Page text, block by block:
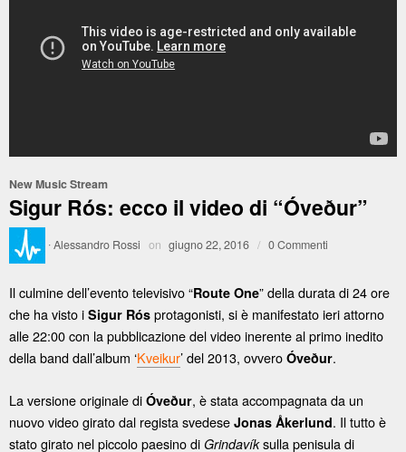
New Music Stream
Sigur Rós: ecco il video di “Óveður”
·Alessandro Rossi on giugno 22, 2016 / 0 Commenti
Il culmine dell’evento televisivo “Route One”della durata di 24 ore
che ha visto i Sigur Rós protagonisti, si è manifestato ieri attorno
alle 22:00 con la pubblicazione del video inerente al primo inedito
della band dall’album ‘Kveikur’ del 2013, ovvero Óveður.
La versione originale di Óveður, è stata accompagnata da un
nuovo video girato dal regista svedese Jonas Åkerlund. Il tutto è
stato girato nel piccolo paesino di Grindavíksulla penisula di